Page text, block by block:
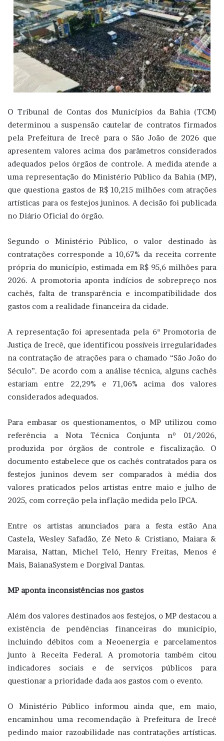
O Tribunal de Contas dos Municípios da Bahia (TCM)
determinou a suspensão cautelar de contratos firmados
pela Prefeitura de Irecê para o São João de 2026 que
apresentem valores acima dos parâmetros considerados
adequados pelos órgãos de controle. A medida atende a
uma representação do Ministério Público da Bahia (MP),
que questiona gastos de R$ 10,215 milhões com atrações
artísticas para os festejos juninos. A decisão foi publicada
no Diário Oficial do órgão.
Segundo o Ministério Público, o valor destinado às
contratações corresponde a 10,67% da receita corrente
própria do município, estimada em R$ 95,6 milhões para
2026. A promotoria aponta indícios de sobrepreço nos
cachês, falta de transparência e incompatibilidade dos
gastos com a realidade financeira da cidade.
A representação foi apresentada pela 6ª Promotoria de
Justiça de Irecê, que identificou possíveis irregularidades
na contratação de atrações para o chamado “São João do
Século”. De acordo com a análise técnica, alguns cachês
estariam entre 22,29% e 71,06% acima dos valores
considerados adequados.
Para embasar os questionamentos, o MP utilizou como
referência a Nota Técnica Conjunta nº 01/2026,
produzida por órgãos de controle e fiscalização. O
documento estabelece que os cachês contratados para os
festejos juninos devem ser comparados à média dos
valores praticados pelos artistas entre maio e julho de
2025, com correção pela inflação medida pelo IPCA.
Entre os artistas anunciados para a festa estão Ana
Castela, Wesley Safadão, Zé Neto & Cristiano, Maiara &
Maraisa, Nattan, Michel Teló, Henry Freitas, Menos é
Mais, BaianaSystem e Dorgival Dantas.
MP aponta inconsistências nos gastos
Além dos valores destinados aos festejos, o MP destacou a
existência de pendências financeiras do município,
incluindo débitos com a Neoenergia e parcelamentos
junto à Receita Federal. A promotoria também citou
indicadores sociais e de serviços públicos para
questionar a prioridade dada aos gastos com o evento.
O Ministério Público informou ainda que, em maio,
encaminhou uma recomendação à Prefeitura de Irecê
pedindo maior razoabilidade nas contratações artísticas.